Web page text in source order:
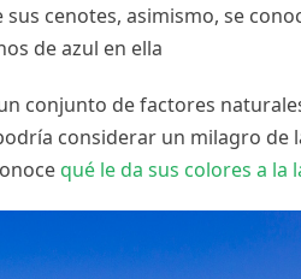
cenotes, asimismo, se
de azul en ella
conjunto de factores
considerar un milagro de
qué le da sus colores a la